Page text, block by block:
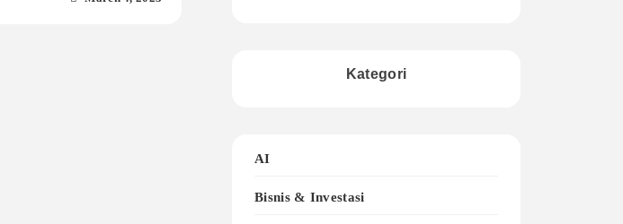
Kategori
AI
Bisnis & Investasi